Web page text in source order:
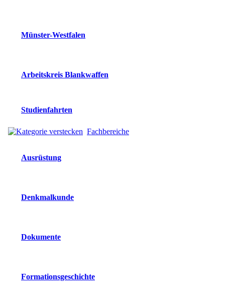
Münster-Westfalen
Arbeitskreis Blankwaffen
Studienfahrten
Fachbereiche
Ausrüstung
Denkmalkunde
Dokumente
Formationsgeschichte